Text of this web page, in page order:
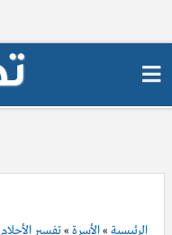
الرئيسية »الأسرة »تفسير الأحلام